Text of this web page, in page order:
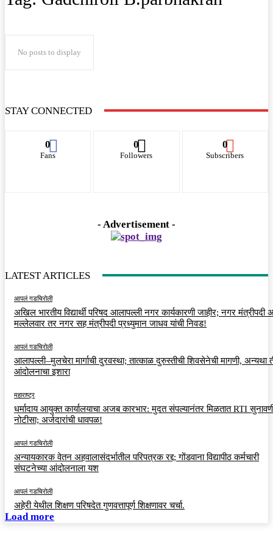
No posts to display
STAY CONNECTED
0
Fans
0
Followers
0
Subscribers
- Advertisement -
LATEST ARTICLES
आपलं गडचिरोली
अखिल भारतीय विद्यार्थी परिषद आलापल्ली नगर कार्यकारणी जाहीर; नगर मंत्रीपदी
मल्लेलवार तर नगर सह मंत्रीपदी प्रध्युमान जाधव यांची निवड!
आपलं गडचिरोली
आलापल्ली–मुलचेरा मार्गाची दुरवस्था; तात्काळ दुरुस्तीची शिवसेनेची मागणी, अन्यथा
आंदोलनाचा इशारा
महाराष्ट्र
धर्मादाय आयुक्त कार्यालयाचा अजब कारभार: मुदत संपल्यानंतर मिळतात RTI
नोटीसा; अर्जदारांची धावपळ!
आपलं गडचिरोली
अन्यायकारक वेतन अहवालासंदर्भातील परिपत्रक रद्द; गोंडवाना विद्यापीठ कर्मचारी
संघटनेच्या आंदोलनाला यश
आपलं गडचिरोली
अहेरी येथील शिक्षण परिषदेत गुणवत्तापूर्ण शिक्षणावर चर्चा.
Load more